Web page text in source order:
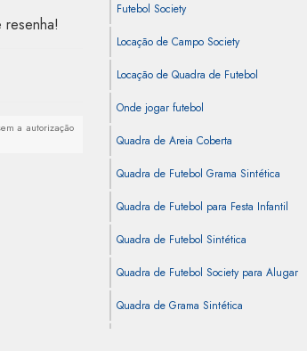
a autorização
Futebol Society
Locação de Campo Society
Locação de Quadra de Futebol
Onde jogar futebol
Quadra de Areia Coberta
Quadra de Futebol Grama Sintética
Quadra de Futebol para Festa Infantil
Quadra de Futebol Sintética
Quadra de Futebol Society para Alugar
Quadra de Grama Sintética